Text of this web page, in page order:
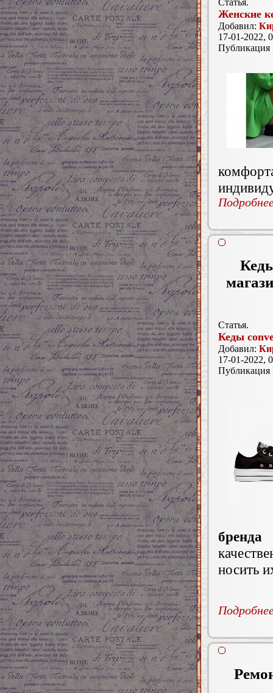
Женские
Добавил:
17-01-2022,
Статья.
Кеды
Добавил:
17-01-2022,
бренда
носить